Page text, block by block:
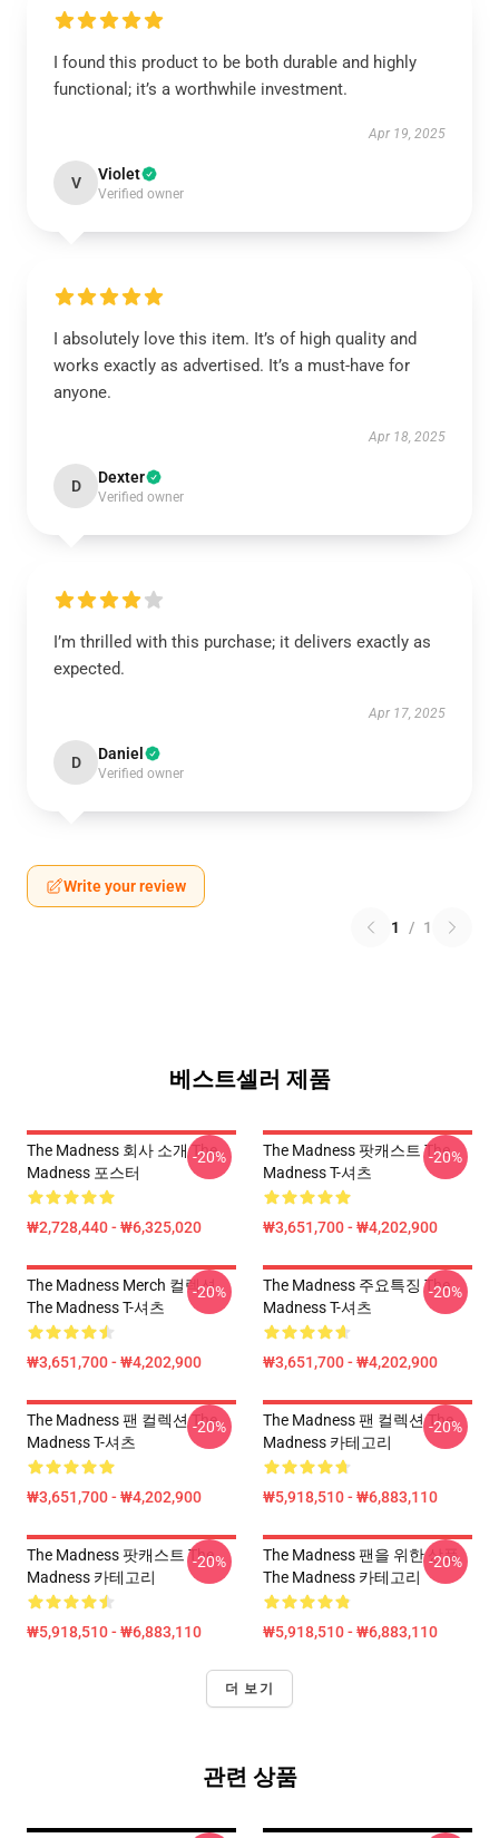
I found this product to be both durable and highly
functional; it’s a worthwhile investment.
Apr 19, 2025
V Violet
Verified owner
I absolutely love this item. It’s of high quality and
works exactly as advertised. It’s a must-have for
anyone.
Apr 18, 2025
D Dexter
Verified owner
I’m thrilled with this purchase; it delivers exactly as
expected.
Apr 17, 2025
D Daniel
Verified owner
Write your review
1 / 1
베스트셀러 제품
The Madness 회사 소개 The
Madness 포스터
₩2,728,440 - ₩6,325,020
-20%
The Madness 팟캐스트 The
Madness T-셔츠
₩3,651,700 - ₩4,202,900
-20%
The Madness Merch 컬렉션
The Madness T-셔츠
₩3,651,700 - ₩4,202,900
-20%
The Madness 주요특징 The
Madness T-셔츠
₩3,651,700 - ₩4,202,900
-20%
The Madness 팬 컬렉션 The
Madness T-셔츠
₩3,651,700 - ₩4,202,900
-20%
The Madness 팬 컬렉션 The
Madness 카테고리
₩5,918,510 - ₩6,883,110
-20%
The Madness 팟캐스트 The
Madness 카테고리
₩5,918,510 - ₩6,883,110
-20%
The Madness 팬을 위한 상품
The Madness 카테고리
₩5,918,510 - ₩6,883,110
-20%
더 보기
관련 상품